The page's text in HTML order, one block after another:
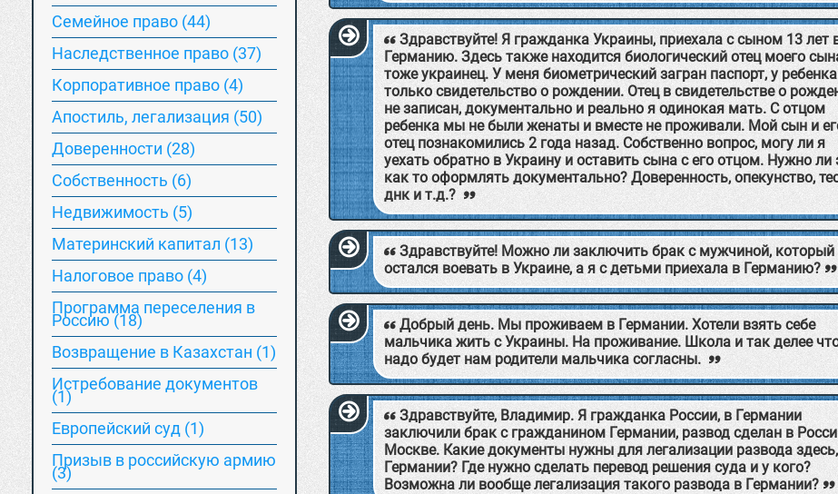
Здравствуйте! Я гражданка Украины, приехала с сыном 13 лет
Германию. Здесь также находится биологический отец моего
тоже украинец. У меня биометрический загран паспорт, у ребенка
только свидетельство о рождении. Отец в свидетельстве о
не записан, документально и реально я одинокая мать. С отцом
ребенка мы не были женаты и вместе не проживали. Мой сын и
отец познакомились 2 года назад. Собственно вопрос, могу ли я
уехать обратно в Украину и оставить сына с его отцом. Нужно ли
как то оформлять документально? Доверенность, опекунство,
днк и т.д.?
Здравствуйте! Можно ли заключить брак с мужчиной, который
остался воевать в Украине, а я с детьми приехала в Германию?
Добрый день. Мы проживаем в Германии. Хотели взять себе
мальчика жить с Украины. На проживание. Школа и так делее
надо будет нам родители мальчика согласны.
Здравствуйте, Владимир. Я гражданка России, в Германии
заключили брак с гражданином Германии, развод сделан в
Москве. Какие документы нужны для легализации развода
Германии? Где нужно сделать перевод решения суда и у кого?
Возможна ли вообще легализация такого развода в Германии?
Семейное право (44)
Наследственное право (37)
Корпоративное право (4)
Апостиль, легализация (50)
Доверенности (28)
Собственность (6)
Недвижимость (5)
Материнский капитал (13)
Hалоговое право (4)
Программа переселения в
Россию (18)
Возвращение в Казахстан (1)
Истребование документов
(1)
Европейский суд (1)
Призыв в российскую армию
(3)